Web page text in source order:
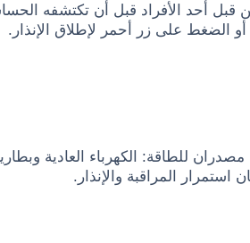
أحد الأفراد قبل أن تكتشفه
الضغط على زر أحمر لإطلاق الإنذار.
للطاقة: الكهرباء العادية
استمرار المراقبة والإنذار.